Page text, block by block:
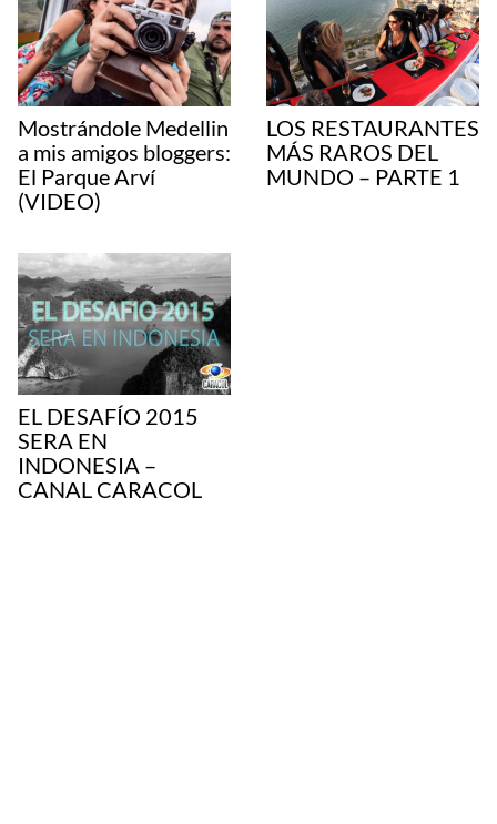
Mostrándole Medellin
a mis amigos bloggers:
El Parque Arví
(VIDEO)
LOS RESTAURANTES
MÁS RAROS DEL
MUNDO – PARTE 1
EL DESAFÍO 2015
SERA EN
INDONESIA –
CANAL CARACOL